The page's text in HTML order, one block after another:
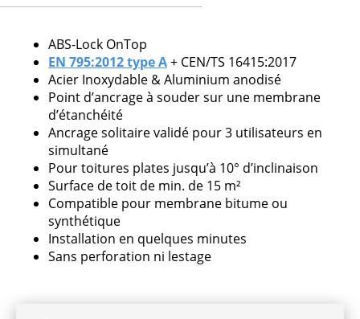
demandes issues de professionnels.
Veuillez
laisser
champ
vide.
ABS-Lock OnTop
EN 795:2012 type A+ CEN/TS 16415:2017
Acier Inoxydable & Aluminium anodisé
Point d’ancrage à souder sur une membrane
d’étanchéité
Ancrage solitaire validé pour 3 utilisateurs en
simultané
Pour toitures plates jusqu’à 10° d’inclinaison
Surface de toit de min. de 15 m²
Compatible pour membrane bitume ou
synthétique
Installation en quelques minutes
Sans perforation ni lestage